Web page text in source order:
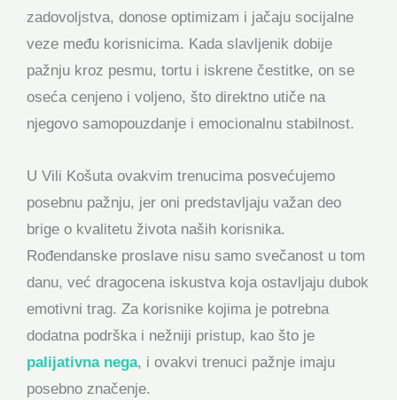
zadovoljstva, donose optimizam i jačaju socijalne
veze među korisnicima. Kada slavljenik dobije
pažnju kroz pesmu, tortu i iskrene čestitke, on se
oseća cenjeno i voljeno, što direktno utiče na
njegovo samopouzdanje i emocionalnu stabilnost.
U Vili Košuta ovakvim trenucima posvećujemo
posebnu pažnju, jer oni predstavljaju važan deo
brige o kvalitetu života naših korisnika.
Rođendanske proslave nisu samo svečanost u tom
danu, već dragocena iskustva koja ostavljaju dubok
emotivni trag. Za korisnike kojima je potrebna
dodatna podrška i nežniji pristup, kao što je
palijativna nega, i ovakvi trenuci pažnje imaju
posebno značenje.